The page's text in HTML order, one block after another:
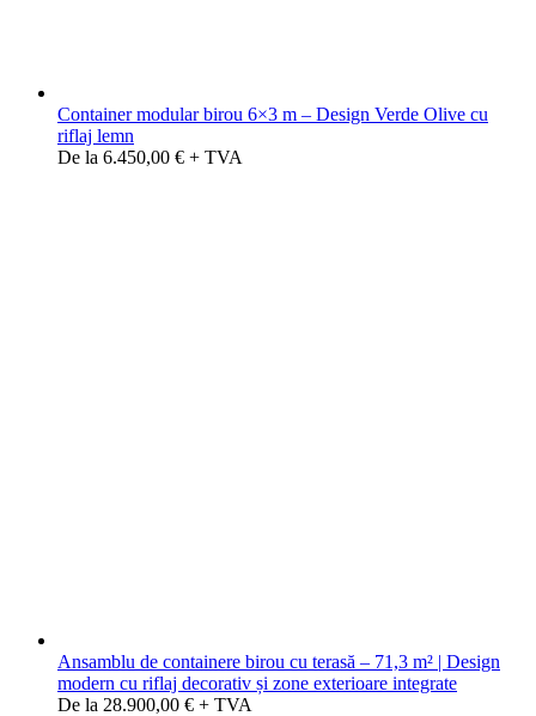
Container modular birou 6×3 m – Design Verde Olive cu
riflaj lemn
De la 6.450,00 € + TVA
Ansamblu de containere birou cu terasă – 71,3 m² | Design
modern cu riflaj decorativ și zone exterioare integrate
De la 28.900,00 € + TVA